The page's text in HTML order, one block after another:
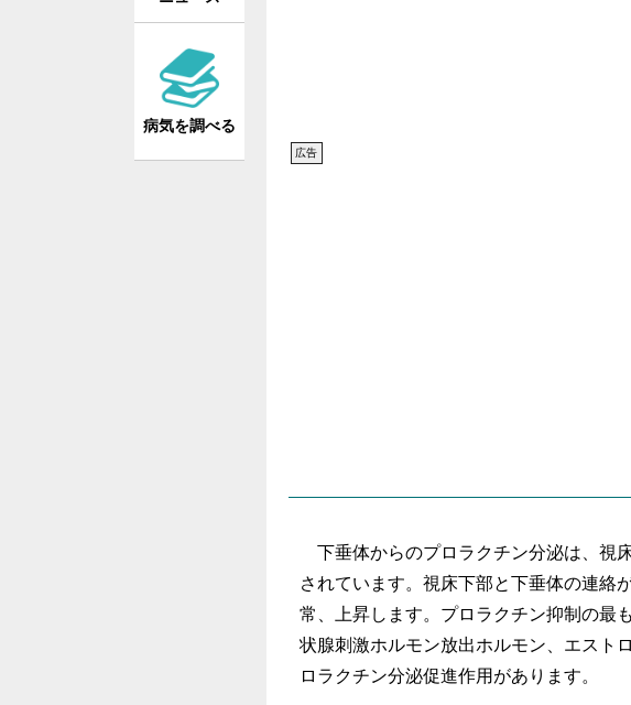
病気を調べる
広告
下垂体からのプロラクチン分泌は、視
されています。視床下部と下垂体の連絡
常、上昇します。プロラクチン抑制の最
状腺刺激ホルモン放出ホルモン、エスト
ロラクチン分泌促進作用があります。